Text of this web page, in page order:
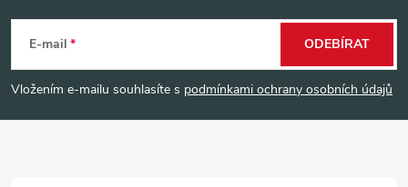
p
E-mail
Vložením e-mailu souhlasíte s podmínkami ochrany osobních údajů
ODEBÍRAT